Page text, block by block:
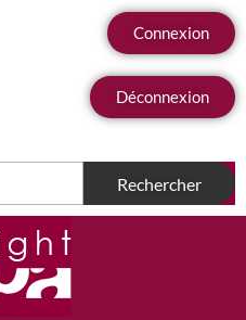
Connexion
Déconnexion